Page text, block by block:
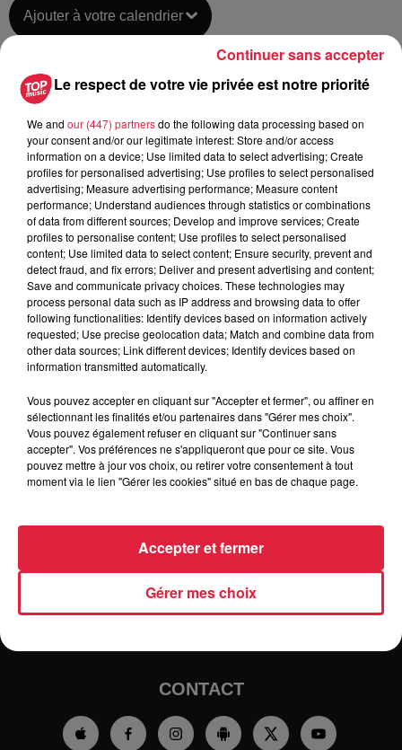
Ajouter à votre calendrier
du1er juillet 2018 à 0h00
1er juillet 2018 à 0h00
Lieu CHAMP du FEU - BELLEFOSSE (67)
Tarif Gratuit
TRAQUEURS D'EMPLOI
AGENDA PODCASTS
CONTACT
Le respect de votre vie privée est notre priorité
We and our (447) partnersdo the following data processing based on
your consent and/or our legitimate interest: Store and/or access
information on a device; Use limited data to select advertising; Create
profiles for personalised advertising; Use profiles to select personalised
advertising; Measure advertising performance; Measure content
performance; Understand audiences through statistics or combinations
of data from different sources; Develop and improve services; Create
profiles to personalise content; Use profiles to select personalised
content; Use limited data to select content; Ensure security, prevent and
detect fraud, and fix errors; Deliver and present advertising and content;
Save and communicate privacy choices. These technologies may
process personal data such as IP address and browsing data to offer
following functionalities: Identify devices based on information actively
requested; Use precise geolocation data; Match and combine data from
other data sources; Link different devices; Identify devices based on
information transmitted automatically.
Vous pouvez accepter en cliquant sur "Accepter et fermer", ou affiner en
sélectionnant les finalités et/ou partenaires dans "Gérer mes choix".
Vous pouvez également refuser en cliquant sur "Continuer sans
accepter". Vos préférences ne s'appliqueront que pour ce site. Vous
pouvez mettre à jour vos choix, ou retirer votre consentement à tout
moment via le lien "Gérer les cookies" situé en bas de chaque page.
Gérer mes choix
Accepter et fermer
Continuer sans accepter